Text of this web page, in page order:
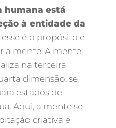
humana está
à entidade da
esse é o propósito e
a mente. A mente,
na terceira
dimensão, se
estados de
Aqui, a mente se
criativa e